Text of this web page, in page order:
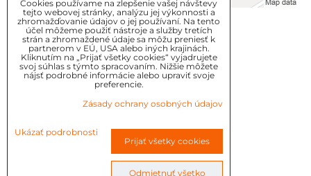
KLIENTSKÝ SERVIS
GDPR
KONTAKT
OBJEDNÁVKY
OBCHODNE-PODMIENKY
REKLAMAČNÉ PODMIENKY
Cookies používame na zlepšenie vašej návštevy
tejto webovej stránky, analýzu jej výkonnosti a
zhromažďovanie údajov o jej používaní. Na tento
účel môžeme použiť nástroje a služby tretích
strán a zhromaždené údaje sa môžu preniesť k
partnerom v EÚ, USA alebo iných krajinách.
Kliknutím na „Prijať všetky cookies“ vyjadrujete
svoj súhlas s týmto spracovaním. Nižšie môžete
nájsť podrobné informácie alebo upraviť svoje
preferencie.
Zásady ochrany osobných údajov
Ukázať podrobnosti
Prijať všetky cookies
Odmietnuť všetko